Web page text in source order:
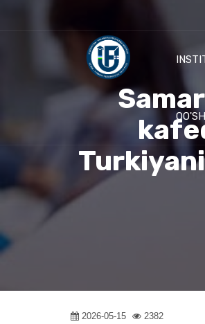
2026-05-15 2382